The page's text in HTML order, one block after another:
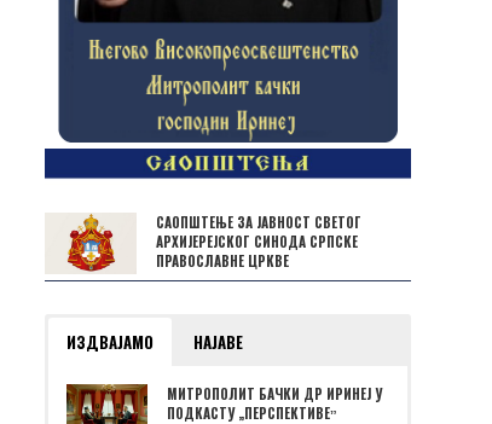
САОПШТЕЊЕ ЗА ЈАВНОСТ СВЕТОГ
АРХИЈЕРЕЈСКОГ СИНОДА СРПСКЕ
ПРАВОСЛАВНЕ ЦРКВЕ
ИЗДВАЈАМО НАЈАВЕ
МИТРОПОЛИТ БАЧКИ ДР ИРИНЕЈ У
ПОДКАСТУ „ПЕРСПЕКТИВЕˮ